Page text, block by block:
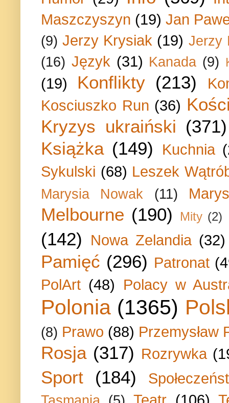
Maszczyszyn (19) Jan
(9) Jerzy Krysiak (19) Jerzy
(16) Język (31) Kanada (9)
(19) Konflikty (213)
Kosciuszko Run (36)
Kryzys ukraiński (371)
Książka (149) Kuchnia
Sykulski (68) Leszek
Marysia Nowak (11)
Melbourne (190) Mity (2)
(142) Nowa Zelandia (32)
Pamięć (296) Patronat
PolArt (48) Polacy w
Polonia (1365)
(8) Prawo (88) Przemysław
Rosja (317) Rozrywka
Sport (184)
Teatr (106)